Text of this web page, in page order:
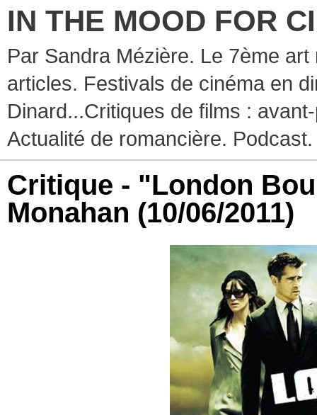
IN THE MOOD FOR
Par Sandra Mézière. Le 7ème
articles. Festivals de cinéma en
Dinard...Critiques de films :
Actualité de romancière. Podcast.
Critique - "London
Monahan (10/06/2011)